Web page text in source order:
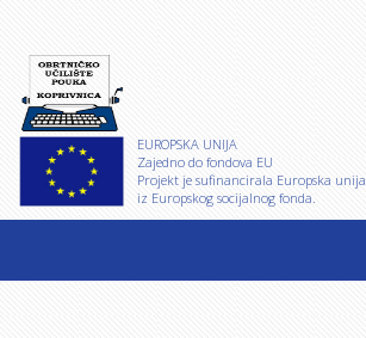
EUROPSKA UNIJA
Zajedno do fondova EU
Projekt je sufinancirala Europska unija
iz Europskog socijalnog fonda.